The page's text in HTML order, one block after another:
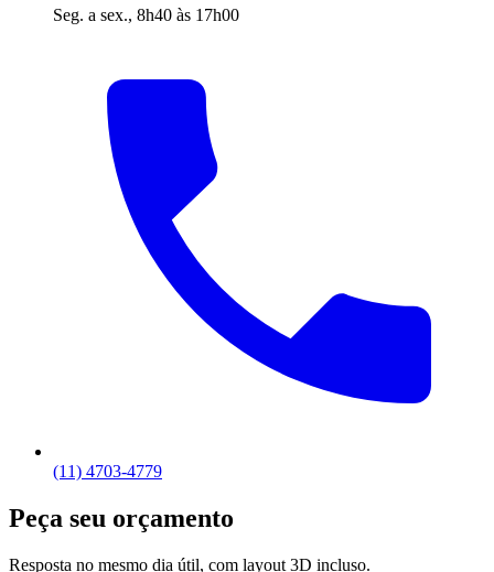
Seg. a sex., 8h40 às 17h00
(11) 4703-4779
Peça seu orçamento
Resposta no mesmo dia útil, com layout 3D incluso.